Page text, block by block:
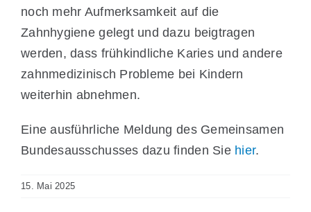
noch mehr Aufmerksamkeit auf die
Zahnhygiene gelegt und dazu beigtragen
werden, dass frühkindliche Karies und andere
zahnmedizinisch Probleme bei Kindern
weiterhin abnehmen.
Eine ausführliche Meldung des Gemeinsamen
Bundesausschusses dazu finden Sie hier.
15. Mai 2025